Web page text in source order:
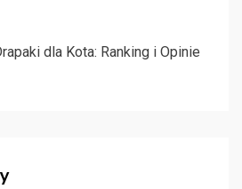
dla Kota: Ranking i Opinie